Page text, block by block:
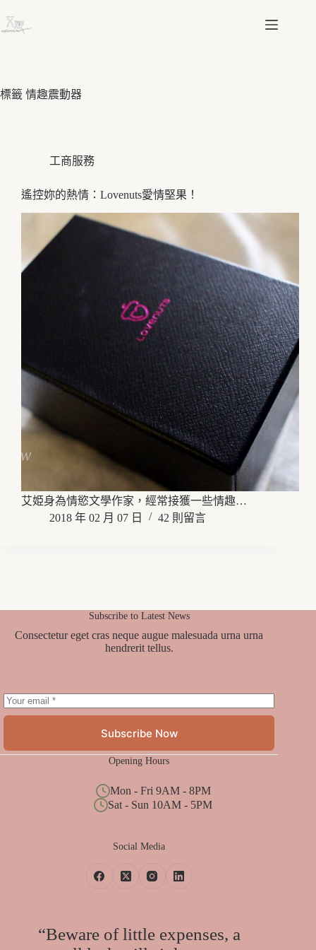
至
容
標籤 情趣震動器
工商服務
遙控妳的熱情：Lovenuts愛情堅果！
艾姫身為情慾文學作家，經常接獲一些情趣…
2018 年 02 月 07 日
42 則留言
Subscribe to Latest News
Consectetur eget cras neque augue malesuada urna urna
hendrerit tellus.
Subscribe Now
Opening Hours
Mon - Fri 9AM - 8PM
Sat - Sun 10AM - 5PM
Social Media
“Beware of little expenses, a